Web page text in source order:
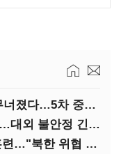
(긴급진단)"미 중동외교 정책 무너졌다…5차 중동전 가능성은 낮아"
윤 대통령 "국제분쟁 배제 못해…대외 불안정 긴밀대응"
한미일, 해양차단훈련·대해적훈련…"북한 위협 억제"